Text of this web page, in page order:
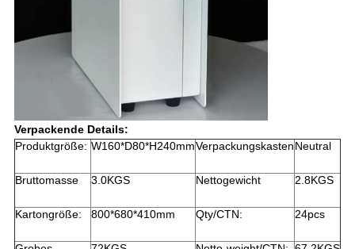
Verpackende Details:
Produktgröße: W160*D80*H240mmVerpackungskastenNeutral
Bruttomasse 3.0KGS Nettogewicht 2.8KGS
Kartongröße: 800*680*410mm Qty/CTN: 24pcs